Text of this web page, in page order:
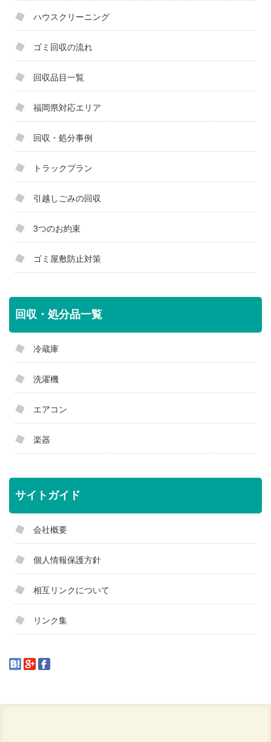
ハウスクリーニング
ゴミ回収の流れ
回収品目一覧
福岡県対応エリア
回収・処分事例
トラックプラン
引越しごみの回収
3つのお約束
ゴミ屋敷防止対策
回収・処分品一覧
冷蔵庫
洗濯機
エアコン
楽器
サイトガイド
会社概要
個人情報保護方針
相互リンクについて
リンク集